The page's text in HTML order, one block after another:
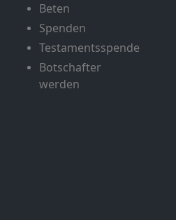
Beten
Spenden
Testamentsspende
Botschafter
werden